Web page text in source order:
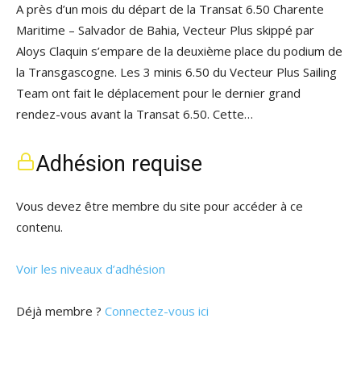
A près d’un mois du départ de la Transat 6.50 Charente
Maritime – Salvador de Bahia, Vecteur Plus skippé par
Aloys Claquin s’empare de la deuxième place du podium de
la Transgascogne. Les 3 minis 6.50 du Vecteur Plus Sailing
Team ont fait le déplacement pour le dernier grand
rendez-vous avant la Transat 6.50. Cette…
Adhésion requise
Vous devez être membre du site pour accéder à ce
contenu.
Voir les niveaux d’adhésion
Déjà membre ? Connectez-vous ici